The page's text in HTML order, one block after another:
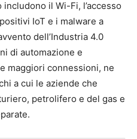
il Wi-Fi, l’accesso
IoT e i malware a
dell’Industria 4.0
di automazione e
maggiori connessioni, ne
a cui le aziende che
petrolifero e del gas e